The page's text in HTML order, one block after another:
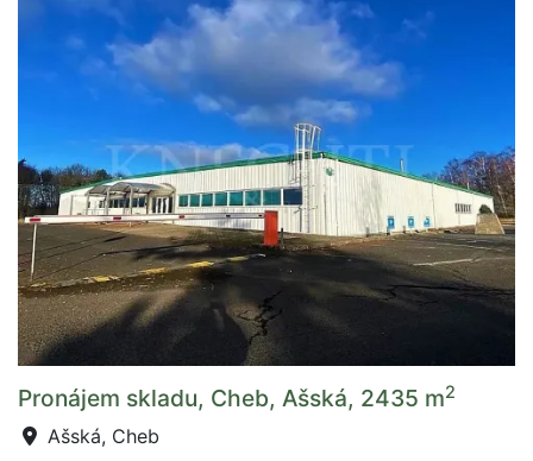
Pronájem skladu, Cheb, Ašská, 2435 m2
Ašská, Cheb